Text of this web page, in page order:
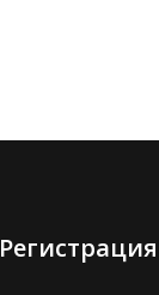
Регистрация